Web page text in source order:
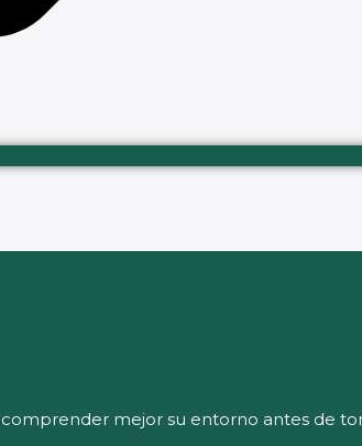
mejor su entorno antes de